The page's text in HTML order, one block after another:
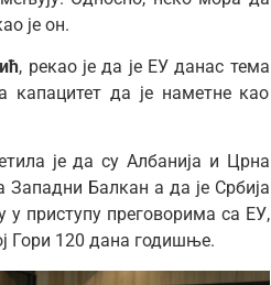
је он.
, рекао је да је ЕУ данас тема
да је наметне као
је да су Албанија и Црна
Западни Балкан а да је Србија
у приступу преговорима са ЕУ,
Гори 120 дана годишње.